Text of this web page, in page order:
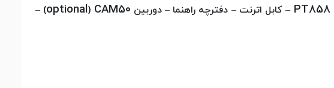
PT858
–کابل اترنت– دفترچه راهنما– دوربین CAM50
(
optional
)
–